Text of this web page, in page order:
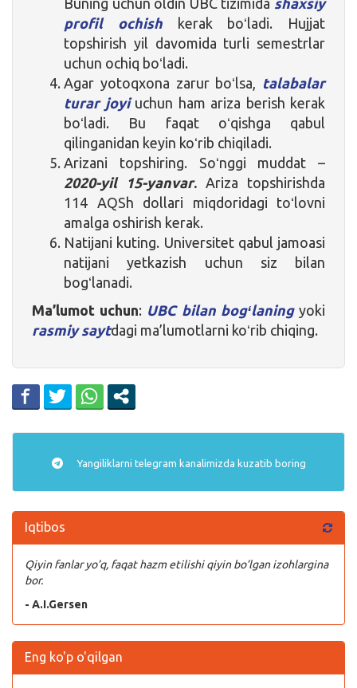
profil ochishkerak boʻladi. Hujjat
topshirish yil davomida turli semestrlar
uchun ochiq boʻladi.
Agar yotoqxona zarur boʻlsa, talabalar
turar joyiuchun ham ariza berish kerak
boʻladi. Bu faqat oʻqishga qabul
qilinganidan keyin koʻrib chiqiladi.
Arizani topshiring. Soʻnggi muddat –
2020-yil 15-yanvar. Ariza topshirishda
114 AQSh dollari miqdoridagi toʻlovni
amalga oshirish kerak.
Natijani kuting. Universitet qabul jamoasi
natijani yetkazish uchun siz bilan
bogʻlanadi.
Ma’lumot uchun: UBC bilan bogʻlaningyoki
rasmiy saytdagi ma’lumotlarni koʻrib chiqing.
Yangiliklarni telegram kanalimizda kuzatib boring
Iqtibos
Qiyin fanlar yo’q, faqat hazm etilishi qiyin bo’lgan izohlargina
bor.
- A.I.Gersen
Eng ko'p o'qilgan